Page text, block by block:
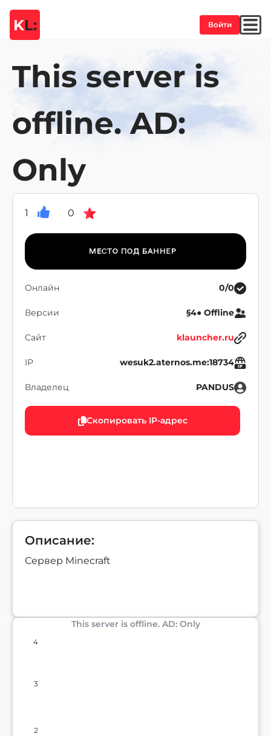
KL: Войти
This server is
offline. AD:
Only
1 0
Онлайн 0/0
Версии §4● Offline
Сайт klauncher.ru
IP wesuk2.aternos.me:18734
Владелец PANDUS
Скопировать IP-адрес
Описание:
Сервер Minecraft
This server is offline. AD: Only
2
3
4